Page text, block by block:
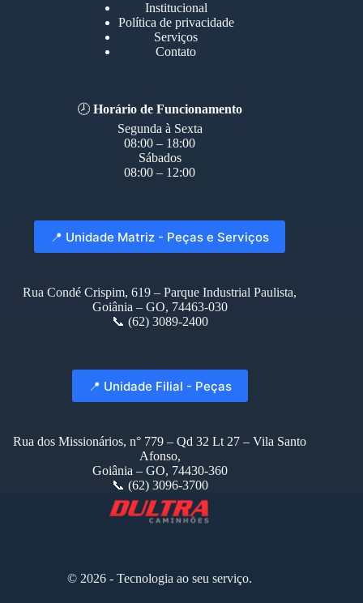
Institucional
Política de privacidade
Serviços
Contato
🕗Horário de Funcionamento
Segunda à Sexta
08:00 – 18:00
Sábados
08:00 – 12:00
📍 Unidade Matriz - Peças e Serviços
Rua Condé Crispim, 619 – Parque Industrial Paulista,
Goiânia – GO, 74463-030
📞 (62) 3089-2400
📍 Unidade Filial - Peças
Rua dos Missionários, n° 779 – Qd 32 Lt 27 – Vila Santo
Afonso,
Goiânia – GO, 74430-360
📞 (62) 3096-3700
© 2026 - Tecnologia ao seu serviço.